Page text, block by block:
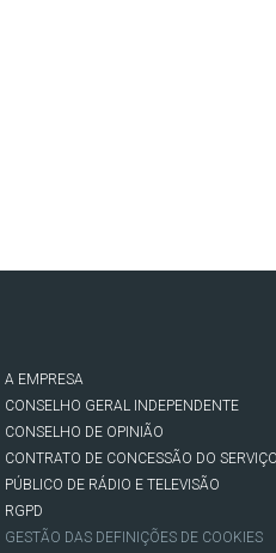
A EMPRESA
CONSELHO GERAL INDEPENDENTE
CONSELHO DE OPINIÃO
CONTRATO DE CONCESSÃO DO SERVIÇO
PÚBLICO DE RÁDIO E TELEVISÃO
RGPD
GESTÃO DAS DEFINIÇÕES DE COOKIES